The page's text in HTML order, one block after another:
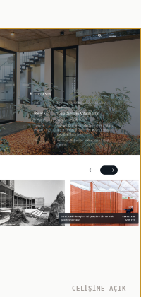
GELİŞİME AÇIK